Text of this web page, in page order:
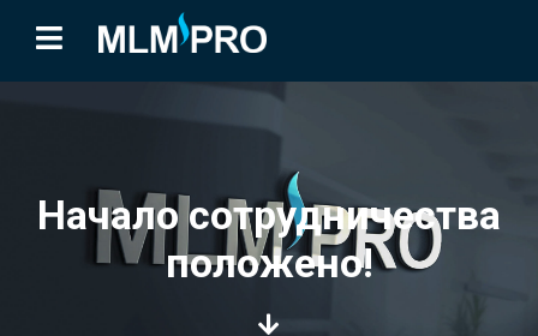
Начало сотрудничества
положено!